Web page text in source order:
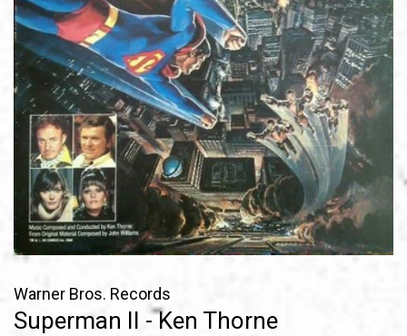
Warner Bros. Records
Superman II - Ken Thorne